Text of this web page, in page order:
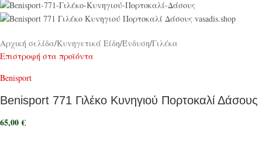
Αρχική σελίδα/Κυνηγετικά Είδη/Ένδυση/Γιλέκα
Επιστροφή στα προϊόντα
Benisport
Benisport 771 Γιλέκο Κυνηγιού Πορτοκαλί Δάσους
65,00€